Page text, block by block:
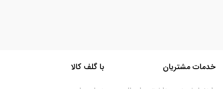
خدمات مشتریان با گلف کالا